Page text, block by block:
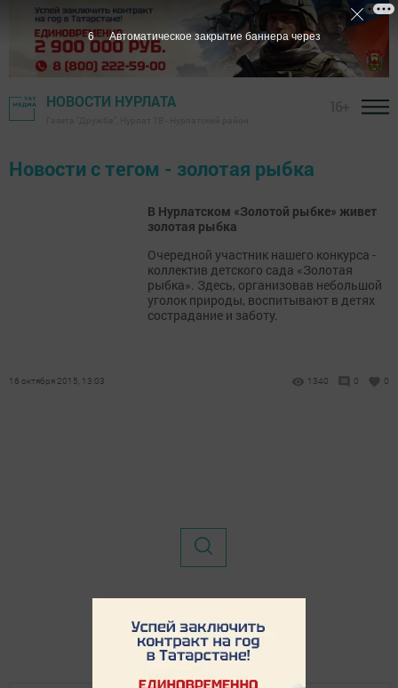
НОВОСТИ НУРЛАТА
Новости с тегом - золотая рыбка
В Нурлатском «Золотой рыбке» живет
золотая рыбка
Очередной участник нашего конкурса -
коллектив детского сада «Золотая
рыбка». Здесь, организовав небольшой
уголок природы, воспитывают в детях
сострадание и заботу.
16 октября 2015, 13:03 1340 0 0
6 Автоматическое закрытие баннера через